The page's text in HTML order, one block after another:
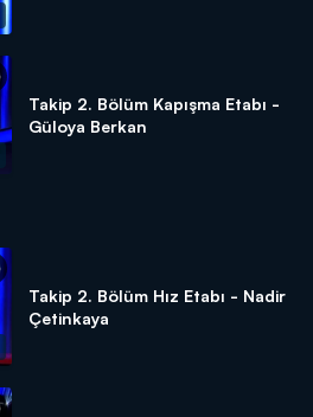
Takip 2. Bölüm Kapışma Etabı -
Güloya Berkan
Takip 2. Bölüm Hız Etabı - Nadir
Çetinkaya